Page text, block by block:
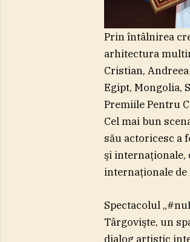
Prin întâlnirea
arhitectura
Cristian,
Egipt, Mongolia,
Premiile Pentru
Cel mai bun
său actoricesc a
şi
internaţionale
Spectacolul
Târgovişte, un
dialog artistic